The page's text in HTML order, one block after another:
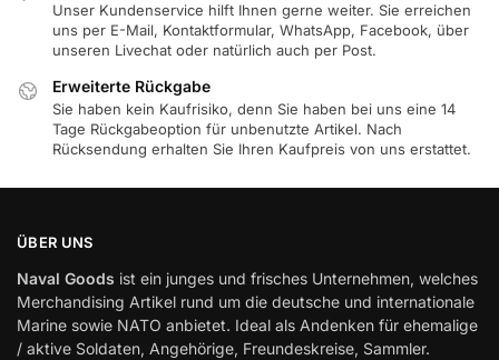
Unser Kundenservice hilft Ihnen gerne weiter. Sie erreichen
uns per E-Mail, Kontaktformular, WhatsApp, Facebook, über
unseren Livechat oder natürlich auch per Post.
Erweiterte Rückgabe
Sie haben kein Kaufrisiko, denn Sie haben bei uns eine 14
Tage Rückgabeoption für unbenutzte Artikel. Nach
Rücksendung erhalten Sie Ihren Kaufpreis von uns erstattet.
ÜBER UNS
Naval Goods ist ein junges und frisches Unternehmen, welches
Merchandising Artikel rund um die deutsche und internationale
Marine sowie NATO anbietet. Ideal als Andenken für ehemalige
/ aktive Soldaten, Angehörige, Freundeskreise, Sammler.